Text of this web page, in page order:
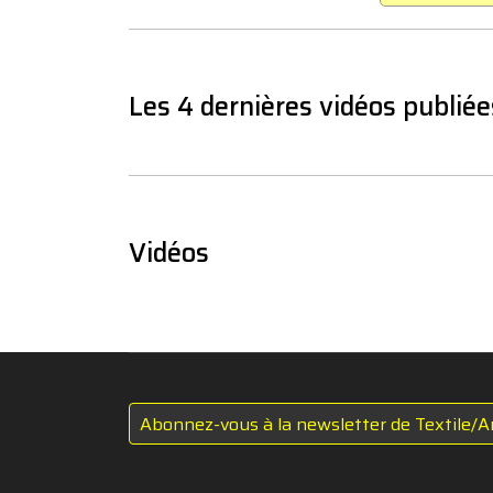
Les 4 dernières vidéos
Vidéos
Abonnez-vous à la newsletter de Textile/